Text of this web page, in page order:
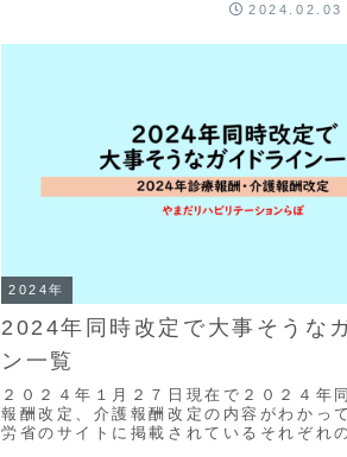
2024.02.03
2024年
2024年同時改定で大事そうな
ン一覧
２０２４年１月２７日現在で２０２４年
報酬改定、介護報酬改定の内容がわかっ
労省のサイトに掲載されているそれぞれ